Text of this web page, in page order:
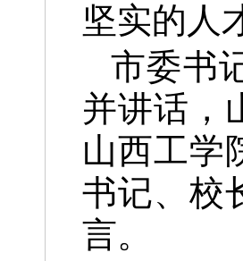
坚实的人
市委书
并讲话，
山西工学
书记、校
言。